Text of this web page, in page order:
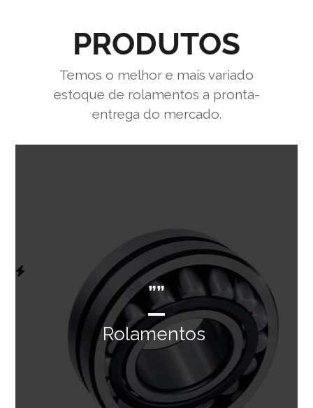
PRODUTOS
Temos o melhor e mais variado
estoque de rolamentos a pronta-
entrega do mercado.
””
Rolamentos